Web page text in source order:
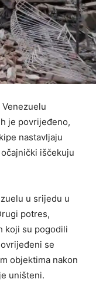
je povrijeđeno,
nastavljaju
iščekuju
u srijedu u
potres,
koji su pogodili
se
objektima nakon
uništeni.